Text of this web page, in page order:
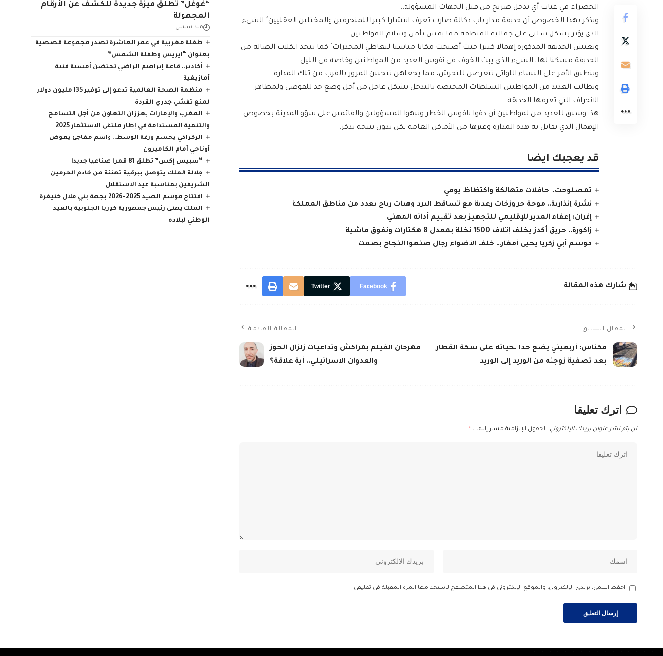
الخضراء في غياب أي تدخل صريح من قبل الجهات المسؤولة..
ويذكر بهذا الخصوص أن حديقة مدار باب دكالة صارت تعرف انتشارا كبيرا للمنحرفين والمختلين العقليين٬ الشيء
الذي يؤثر بشكل سلبي على جمالية المنطقة مما يمس بأمن وسلام المواطنين.
وتعيش الحديقة المذكورة إهمالا كبيرا حيث أصبحت مكانا مناسبا لتعاطي المخدرات٬ كما تتخذ الكلاب الضالة من
الحديقة مسكنا لها، الشيء الذي يبث الخوف في نفوس العديد من المواطنين وخاصة في الليل.
وينطبق الأمر على النساء اللواتي تتعرضن للتحرش، مما يجعلهن تتجنبن المرور بالقرب من تلك المدارة.
ويطالب العديد من المواطنين السلطات المختصة بالتدخل بشكل عاجل من أجل وضع حد للفوضى ولمظاهر
الانحراف التي تعرفها الحديقة.
هذا وسبق للعديد من لمواطنين أن دقوا ناقوس الخطر ونبهوا المسؤولين والقائمين على شؤو المدينة بخصوص
الإهمال الذي تقابل به هذه المدارة وغيرها من الأماكن العامة لكن بدون نتيجة تذكر.
قد يعجبك ايضا
تمصلوحت.. حافلات متهالكة واكتظاظ يومي
نشرة إنذارية.. موجة حر وزخات رعدية مع تساقط البرد وهبات رياح بعدد من مناطق المملكة
إفران: إعفاء المدير للإقليمي للتجهيز بعد تقييم أدائه المهني
زاكورة.. حريق أكدز يخلف إتلاف 1500 نخلة بمعدل 8 هكتارات ونفوق ماشية
موسم أبي زكريا يحيى أمغار… خلف الأضواء رجال صنعوا النجاح بصمت
شارك هذه المقالة Facebook
Twitter
المقال السابق
مكناس: أربعيني يضع حدا لحياته على سكة القطار
بعد تصفية زوجته من الوريد إلى الوريد
المقالة القادمة
مهرجان الفيلم بمراكش وتداعيات زلزال الحوز
والعدوان الاسرائيلي.. أية علاقة؟
اترك تعليقا
لن يتم نشر عنوان بريدك الإلكتروني. الحقول الإلزامية مشار إليها بـ *
احفظ اسمي، بريدي الإلكتروني، والموقع الإلكتروني في هذا المتصفح لاستخدامها المرة المقبلة في تعليقي.
“غوغل” تطلق ميزة جديدة للكشف عن الأرقام
المجهولة
منذ سنتين
طفلة مغربية في عمر العاشرة تصدر مجموعة قصصية
بعنوان “آيريس وطفلة الشمس”
أكادير.. قاعة إبراهيم الراضي تحتضن أمسية فنية
أمازيغية
منظمة الصحة العالمية تدعو إلى توفير 135 مليون دولار
لمنع تفشي جدري القردة
المغرب والإمارات يعززان التعاون من أجل التسامح
والتنمية المستدامة في إطار ملتقى الاستثمار 2025
الركراكي يحسم ورقة الوسط.. واسم مفاجئ يعوض
أوناحي أمام الكاميرون
“سبيس إكس” تطلق 81 قمرا صناعيا جديدا
جلالة الملك يتوصل ببرقية تهنئة من خادم الحرمين
الشريفين بمناسبة عيد الاستقلال
افتتاح موسم الصيد 2025-2026 بجهة بني ملال خنيفرة
الملك يهنئ رئيس جمهورية كوريا الجنوبية بالعيد
الوطني لبلاده